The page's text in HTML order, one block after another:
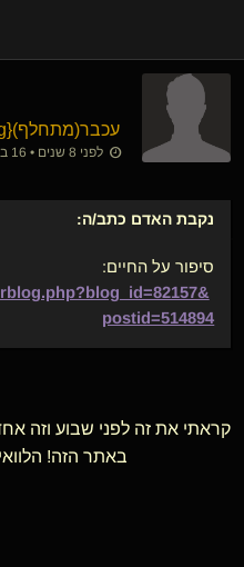
עכבר​(מתחלף)​{
לפני 8 שנים • 16 באוג׳ 2018
נקבת האדם כתב/ה:
סיפור על החיים:
postid=514894
קראתי את זה לפני שבוע וזה
באתר הזה!